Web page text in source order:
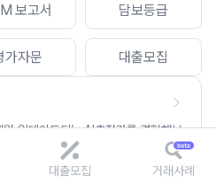
보고서 담보등급
가자문 대출모집
업데이트되는 AI추정가를 경험해보
대출모집 거래사례